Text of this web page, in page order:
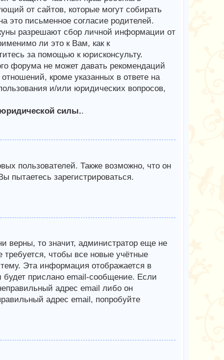
от сайтов, которые могут собирать
это письменное согласие родителей.
разрешают сбор личной информации от
ли это к Вам, как к
за помощью к юрисконсульту.
форума не может давать рекомендаций
кроме указанных в ответе на
и/или юридических вопросов,
силы..
пользователей. Также возможно, что он
пытаетесь зарегистрироваться.
верны, то значит, администратор еще не
чтобы все новые учётные
Эта информация отображается в
будет прислано email-сообщение. Если
адрес email либо он
адрес email, попробуйте